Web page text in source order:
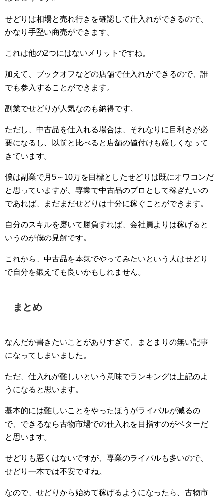
せどりは相場と売れ行きを確認して仕入れができるので、
かなり手堅い商売ができます。
これは他の2つにはないメリットですね。
加えて、ブックオフなどの店舗で仕入れができるので、誰
でも参入することができます。
副業でせどりが人気なのも納得です。
ただし、中古品を仕入れる場合は、それなりに目利きが必
要になるし、以前と比べると店舗の値付けも厳しくなって
きています。
僕は副業で月5～10万を目標としたせどりは既にオワコンだ
と思っていますが、専業で中古品のプロとして稼ぎたいの
であれば、まだまだせどりは十分に稼ぐことができます。
自分のスキルを磨いて勝負すれば、会社員よりは稼げると
いうのが僕の見解です。
これから、中古品を本気でやってみたいという人はせどり
で自分を鍛えても良いかもしれません。
まとめ
なんだか書きたいことがありすぎて、まとまりの無い記事
になってしまいました。
ただ、仕入れが難しいという意味でランキングは上記のよ
うになると思います。
基本的には難しいことをやったほうがライバルが減るの
で、できるなら古物市場での仕入れを目指すのがベターだ
と思います。
せどりも悪くはないですが、専業のライバルも多いので、
せどり一本では不安ですね。
なので、せどりから始めて稼げるようになったら、古物市